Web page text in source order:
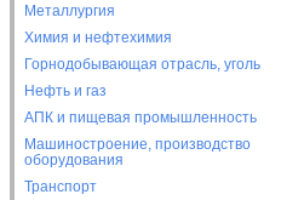
Металлургия
Химия и нефтехимия
Горнодобывающая отрасль, уголь
Нефть и газ
АПК и пищевая промышленность
Машиностроение, производство
оборудования
Транспорт